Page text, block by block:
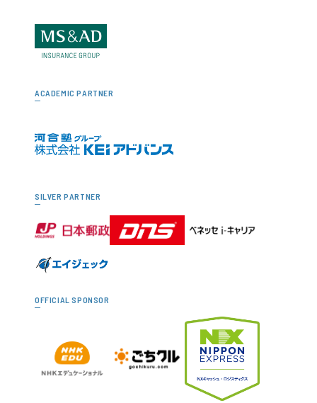
ACADEMIC PARTNER
SILVER PARTNER
OFFICIAL SPONSOR